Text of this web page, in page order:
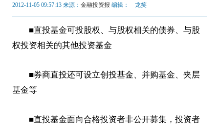
2012-11-05 09:57:13 来源：金融投资报 编辑： 龙笑
■直投基金可投股权、与股权相关的债券、与股
权投资相关的其他投资基金
■券商直投还可设立创投基金、并购基金、夹层
基金等
■直投基金面向合格投资者非公开募集，投资者